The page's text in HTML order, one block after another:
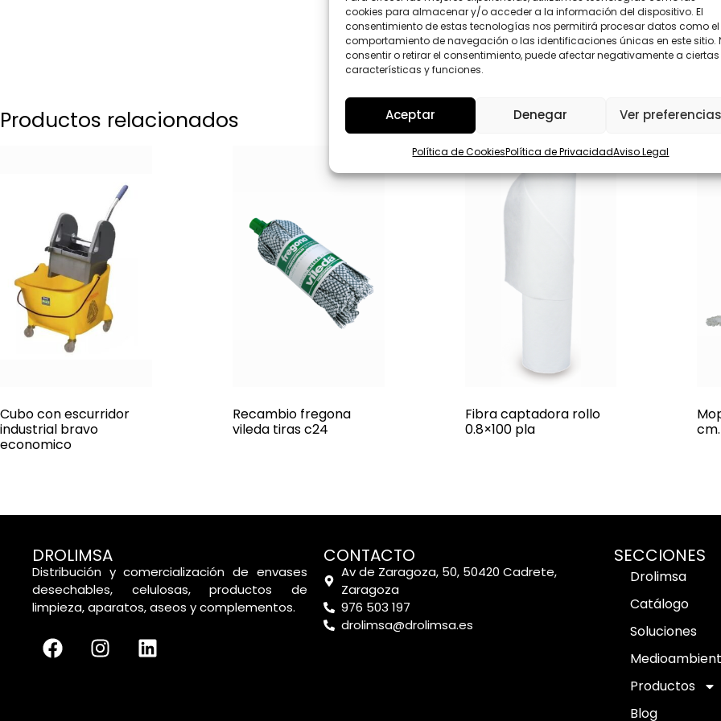
cookies para almacenar y/o acceder a la información del dispositivo. El
consentimiento de estas tecnologías nos permitirá procesar datos como el
comportamiento de navegación o las identificaciones únicas en este sitio.
consentir o retirar el consentimiento, puede afectar negativamente a ciertas
características y funciones.
Aceptar Denegar Ver
Política de CookiesPolítica de PrivacidadAviso Legal
D
*
Enviar
Productos relacionados
Cubo con escurridor
industrial bravo
economico
Recambio fregona
vileda tiras c24
Fibra captadora rollo
0.8×100 pla
DROLIMSA
Distribución y comercialización de envases
desechables, celulosas, productos de
limpieza, aparatos, aseos y complementos.
CONTACTO
Av de Zaragoza, 50, 50420 Cadrete,
Zaragoza
976 503 197
drolimsa@drolimsa.es
SECCIONES
Drolimsa
Catálogo
Soluciones
Productos
Blog